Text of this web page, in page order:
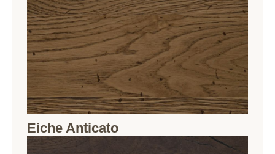
Eiche Anticato